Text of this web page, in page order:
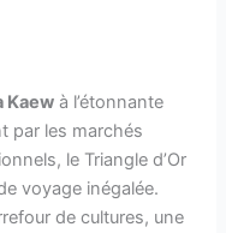
Kaew à l’étonnante
par les marchés
le Triangle d’Or
voyage inégalée.
de cultures, une